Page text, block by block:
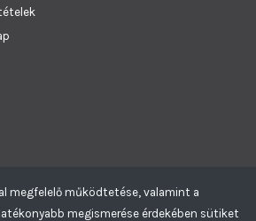
© 2026 Minden Jog Fenntartva.
megfelelő működtetése, valamint a
megismerése érdekében sütiket